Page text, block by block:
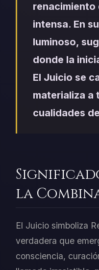
renacimiento
intensa. En
luminoso,
donde la
El Juicio se
materializa a
cualidades
la
El Juicio simboliza
verdadera que
consciencia,